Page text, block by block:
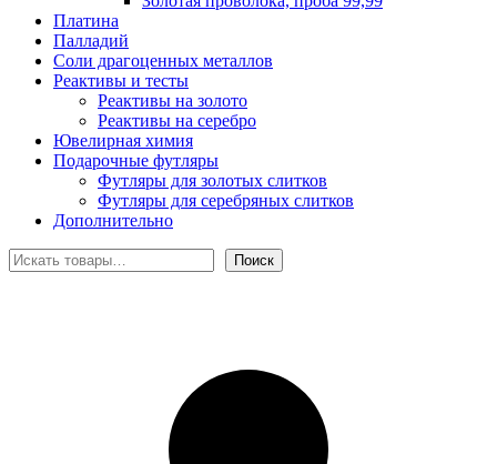
Платина
Палладий
Соли драгоценных металлов
Реактивы и тесты
Реактивы на золото
Реактивы на серебро
Ювелирная химия
Подарочные футляры
Футляры для золотых слитков
Футляры для серебряных слитков
Дополнительно
Поиск
Поиск